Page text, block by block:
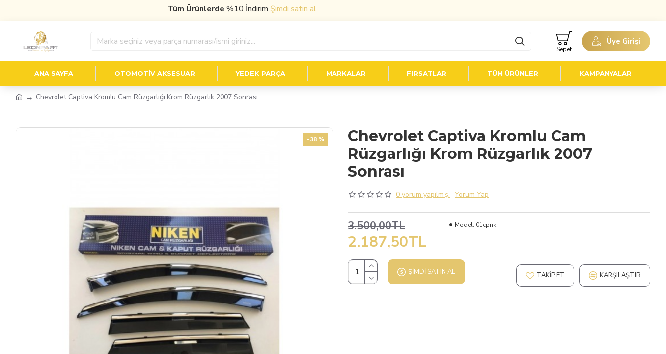
Tüm Ürünlerde%10 İndirimŞimdi satın al
Üye Girişi
Sepet
ANA SAYFA OTOMOTIV AKSESUAR YEDEK PARÇA MARKALAR FIRSATLAR TÜM ÜRÜNLER KAMPANYALAR
Chevrolet Captiva Kromlu Cam Rüzgarlığı Krom Rüzgarlık 2007 Sonrası
-38 %
Chevrolet Captiva Kromlu Cam
Rüzgarlığı Krom Rüzgarlık 2007
Sonrası
0 yorum yapılmış. -Yorum Yap
2.187,50TL
3.500,00TL Model: 01cpnk
ŞIMDI SATIN AL TAKIP ET KARŞILAŞTIR